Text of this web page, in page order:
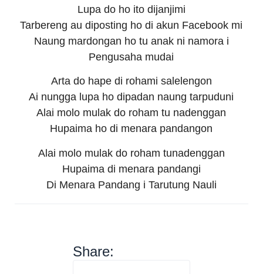
Lupa do ho ito dijanjimi
Tarbereng au diposting ho di akun Facebook mi
Naung mardongan ho tu anak ni namora i
Pengusaha mudai
Arta do hape di rohami salelengon
Ai nungga lupa ho dipadan naung tarpuduni
Alai molo mulak do roham tu nadenggan
Hupaima ho di menara pandangon
Alai molo mulak do roham tunadenggan
Hupaima di menara pandangi
Di Menara Pandang i Tarutung Nauli
Share: